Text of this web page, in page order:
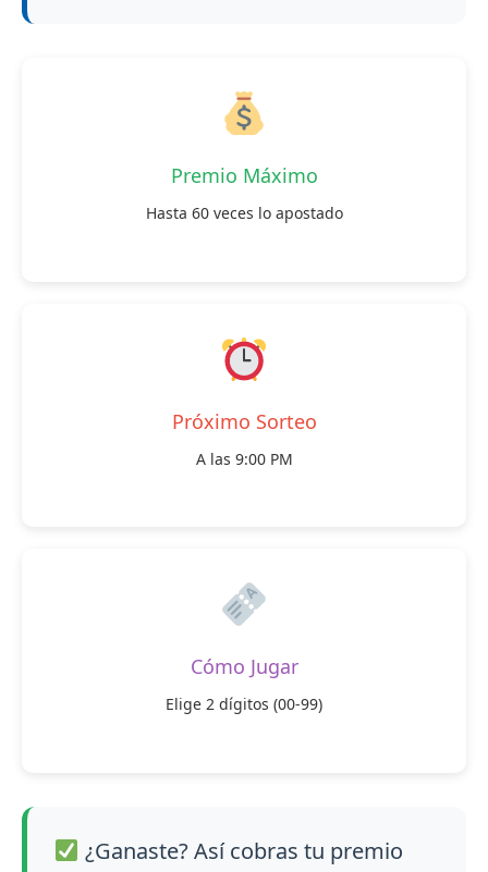
Premio Máximo
Hasta 60 veces lo apostado
Próximo Sorteo
A las 9:00 PM
Cómo Jugar
Elige 2 dígitos (00-99)
¿Ganaste? Así cobras tu premio